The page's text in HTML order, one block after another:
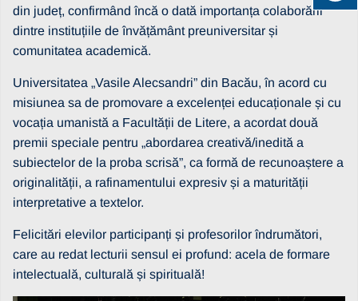
din județ, confirmând încă o dată importanța colaborării
dintre instituțiile de învățământ preuniversitar și
comunitatea academică.
Universitatea „Vasile Alecsandri” din Bacău, în acord cu
misiunea sa de promovare a excelenței educaționale și cu
vocația umanistă a Facultății de Litere, a acordat două
premii speciale pentru „abordarea creativă/inedită a
subiectelor de la proba scrisă”, ca formă de recunoaștere a
originalității, a rafinamentului expresiv și a maturității
interpretative a textelor.
Felicitări elevilor participanți și profesorilor îndrumători,
care au redat lecturii sensul ei profund: acela de formare
intelectuală, culturală și spirituală!